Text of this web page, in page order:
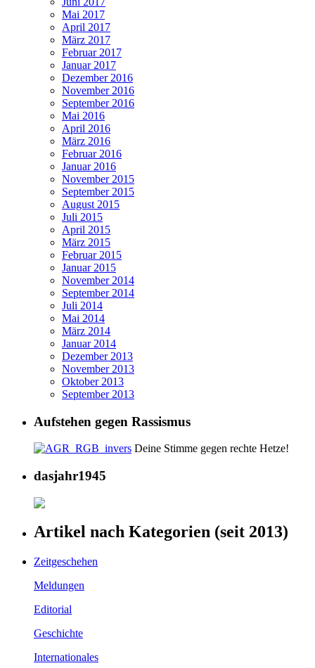
Mai 2017
April 2017
März 2017
Februar 2017
Januar 2017
Dezember 2016
November 2016
September 2016
Mai 2016
April 2016
März 2016
Februar 2016
Januar 2016
November 2015
September 2015
August 2015
Juli 2015
April 2015
März 2015
Februar 2015
Januar 2015
November 2014
September 2014
Juli 2014
Mai 2014
März 2014
Januar 2014
Dezember 2013
November 2013
Oktober 2013
September 2013
Aufstehen gegen Rassismus
Deine Stimme gegen rechte Hetze!
dasjahr1945
Artikel nach Kategorien (seit 2013)
Zeitgeschehen
Meldungen
Editorial
Geschichte
Internationales